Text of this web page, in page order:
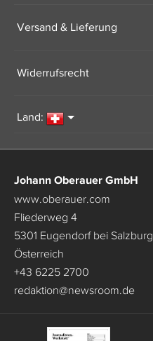
Versand & Lieferung
Widerrufsrecht
Land:
Johann Oberauer GmbH
www.oberauer.com
Fliederweg 4
5301 Eugendorf bei Salzburg
Österreich
+43 6225 2700
redaktion@newsroom.de